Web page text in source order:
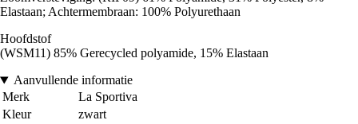
Elastaan; Achtermembraan: 100% Polyurethaan
Hoofdstof
(WSM11) 85% Gerecycled polyamide, 15% Elastaan
Aanvullende informatie
Merk
La Sportiva
Kleur
zwart